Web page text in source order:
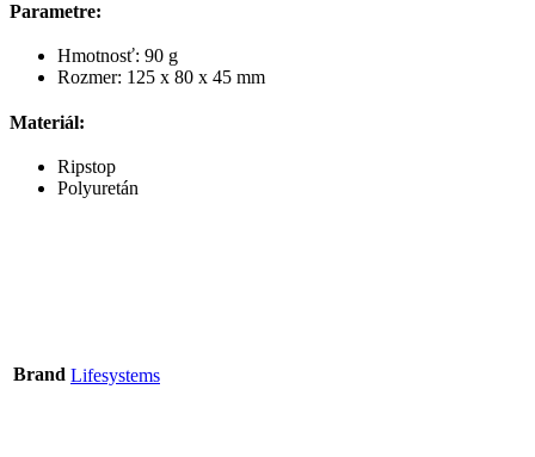
Parametre:
Hmotnosť: 90 g
Rozmer: 125 x 80 x 45 mm
Materiál:
Ripstop
Polyuretán
Brand Lifesystems